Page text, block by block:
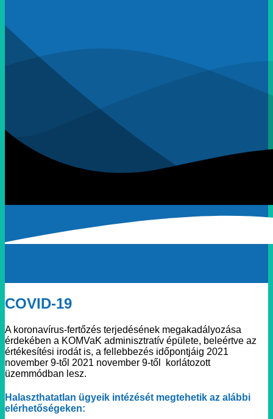
COVID-19
A koronavírus-fertőzés terjedésének megakadályozása
érdekében a KOMVaK adminisztratív épülete, beleértve az
értékesítési irodát is, a fellebbezés időpontjáig 2021
november 9-től 2021 november 9-től korlátozott
üzemmódban lesz.
Halaszthatatlan ügyeik intézését megtehetik az alábbi
elérhetőségeken: